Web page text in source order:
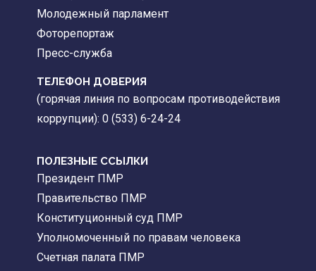
Молодежный парламент
Фоторепортаж
Пресс-служба
ТЕЛЕФОН ДОВЕРИЯ
(горячая линия по вопросам противодействия
коррупции): 0 (533) 6-24-24
ПОЛЕЗНЫЕ ССЫЛКИ
Президент ПМР
Правительство ПМР
Конституционный суд ПМР
Уполномоченный по правам человека
Счетная палата ПМР